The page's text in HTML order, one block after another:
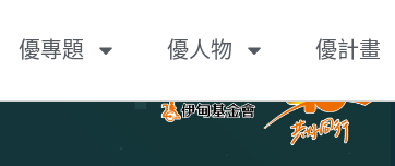
優專題 優人物 優計畫